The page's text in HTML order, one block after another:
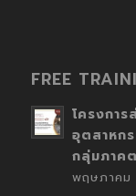
FREE
โครงการ
อุตสาหก
กลุ่มภาค
พฤษภาคม